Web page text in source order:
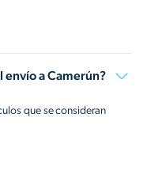
envío a Camerún?
que se consideran